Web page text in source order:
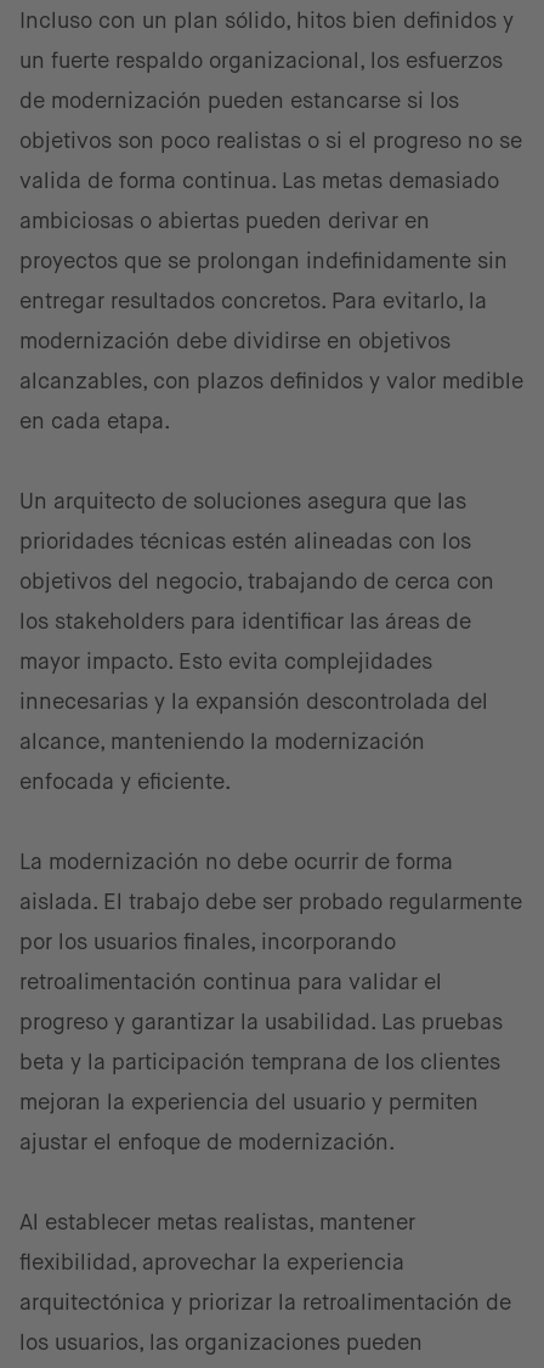
Incluso con un plan sólido, hitos bien definidos y
un fuerte respaldo organizacional, los esfuerzos
de modernización pueden estancarse si los
objetivos son poco realistas o si el progreso no se
valida de forma continua. Las metas demasiado
ambiciosas o abiertas pueden derivar en
proyectos que se prolongan indefinidamente sin
entregar resultados concretos. Para evitarlo, la
modernización debe dividirse en objetivos
alcanzables, con plazos definidos y valor medible
en cada etapa.
Un arquitecto de soluciones asegura que las
prioridades técnicas estén alineadas con los
objetivos del negocio, trabajando de cerca con
los stakeholders para identificar las áreas de
mayor impacto. Esto evita complejidades
innecesarias y la expansión descontrolada del
alcance, manteniendo la modernización
enfocada y eficiente.
La modernización no debe ocurrir de forma
aislada. El trabajo debe ser probado regularmente
por los usuarios finales, incorporando
retroalimentación continua para validar el
progreso y garantizar la usabilidad. Las pruebas
beta y la participación temprana de los clientes
mejoran la experiencia del usuario y permiten
ajustar el enfoque de modernización.
Al establecer metas realistas, mantener
flexibilidad, aprovechar la experiencia
arquitectónica y priorizar la retroalimentación de
los usuarios, las organizaciones pueden